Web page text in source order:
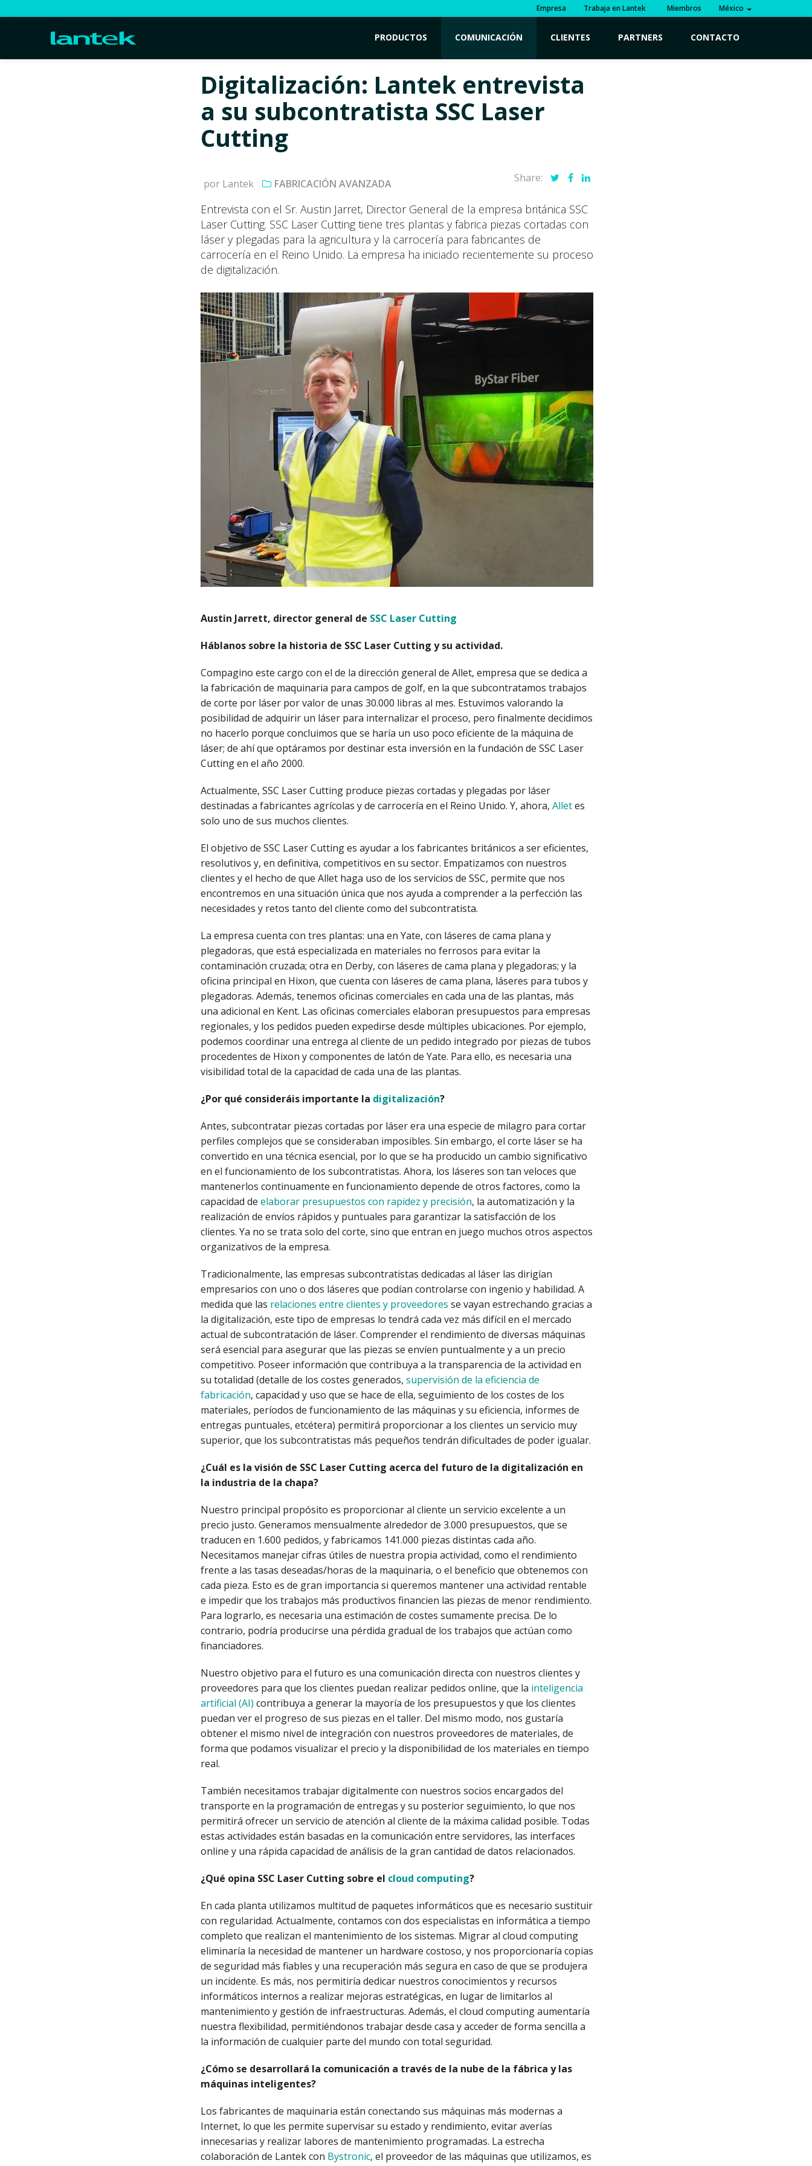
Empresa Trabaja en Lantek Miembros México
PRODUCTOS COMUNICACIÓN CLIENTES PARTNERS CONTACTO
Digitalización: Lantek entrevista
a su subcontratista SSC Laser
Cutting
por Lantek FABRICACIÓN AVANZADA Share:
Entrevista con el Sr. Austin Jarret, Director General de la empresa británica SSC
Laser Cutting. SSC Laser Cutting tiene tres plantas y fabrica piezas cortadas con
láser y plegadas para la agricultura y la carrocería para fabricantes de
carrocería en el Reino Unido. La empresa ha iniciado recientemente su proceso
de digitalización.
Austin Jarrett, director general de SSC Laser Cutting
Háblanos sobre la historia de SSC Laser Cutting y su actividad.
Compagino este cargo con el de la dirección general de Allet, empresa que se dedica a
la fabricación de maquinaria para campos de golf, en la que subcontratamos trabajos
de corte por láser por valor de unas 30.000 libras al mes. Estuvimos valorando la
posibilidad de adquirir un láser para internalizar el proceso, pero finalmente decidimos
no hacerlo porque concluimos que se haría un uso poco eficiente de la máquina de
láser; de ahí que optáramos por destinar esta inversión en la fundación de SSC Laser
Cutting en el año 2000.
Actualmente, SSC Laser Cutting produce piezas cortadas y plegadas por láser
destinadas a fabricantes agrícolas y de carrocería en el Reino Unido. Y, ahora, Alletes
solo uno de sus muchos clientes.
El objetivo de SSC Laser Cutting es ayudar a los fabricantes británicos a ser eficientes,
resolutivos y, en definitiva, competitivos en su sector. Empatizamos con nuestros
clientes y el hecho de que Allet haga uso de los servicios de SSC, permite que nos
encontremos en una situación única que nos ayuda a comprender a la perfección las
necesidades y retos tanto del cliente como del subcontratista.
La empresa cuenta con tres plantas: una en Yate, con láseres de cama plana y
plegadoras, que está especializada en materiales no ferrosos para evitar la
contaminación cruzada; otra en Derby, con láseres de cama plana y plegadoras; y la
oficina principal en Hixon, que cuenta con láseres de cama plana, láseres para tubos y
plegadoras. Además, tenemos oficinas comerciales en cada una de las plantas, más
una adicional en Kent. Las oficinas comerciales elaboran presupuestos para empresas
regionales, y los pedidos pueden expedirse desde múltiples ubicaciones. Por ejemplo,
podemos coordinar una entrega al cliente de un pedido integrado por piezas de tubos
procedentes de Hixon y componentes de latón de Yate. Para ello, es necesaria una
visibilidad total de la capacidad de cada una de las plantas.
¿Por qué consideráis importante la digitalización?
Antes, subcontratar piezas cortadas por láser era una especie de milagro para cortar
perfiles complejos que se consideraban imposibles. Sin embargo, el corte láser se ha
convertido en una técnica esencial, por lo que se ha producido un cambio significativo
en el funcionamiento de los subcontratistas. Ahora, los láseres son tan veloces que
mantenerlos continuamente en funcionamiento depende de otros factores, como la
capacidad de elaborar presupuestos con rapidez y precisión, la automatización y la
realización de envíos rápidos y puntuales para garantizar la satisfacción de los
clientes. Ya no se trata solo del corte, sino que entran en juego muchos otros aspectos
organizativos de la empresa.
Tradicionalmente, las empresas subcontratistas dedicadas al láser las dirigían
empresarios con uno o dos láseres que podían controlarse con ingenio y habilidad. A
medida que las relaciones entre clientes y proveedores se vayan estrechando gracias a
la digitalización, este tipo de empresas lo tendrá cada vez más difícil en el mercado
actual de subcontratación de láser. Comprender el rendimiento de diversas máquinas
será esencial para asegurar que las piezas se envíen puntualmente y a un precio
competitivo. Poseer información que contribuya a la transparencia de la actividad en
su totalidad (detalle de los costes generados, supervisión de la eficiencia de
fabricación, capacidad y uso que se hace de ella, seguimiento de los costes de los
materiales, períodos de funcionamiento de las máquinas y su eficiencia, informes de
entregas puntuales, etcétera) permitirá proporcionar a los clientes un servicio muy
superior, que los subcontratistas más pequeños tendrán dificultades de poder igualar.
¿Cuál es la visión de SSC Laser Cutting acerca del futuro de la digitalización en
la industria de la chapa?
Nuestro principal propósito es proporcionar al cliente un servicio excelente a un
precio justo. Generamos mensualmente alrededor de 3.000 presupuestos, que se
traducen en 1.600 pedidos, y fabricamos 141.000 piezas distintas cada año.
Necesitamos manejar cifras útiles de nuestra propia actividad, como el rendimiento
frente a las tasas deseadas/horas de la maquinaria, o el beneficio que obtenemos con
cada pieza. Esto es de gran importancia si queremos mantener una actividad rentable
e impedir que los trabajos más productivos financien las piezas de menor rendimiento.
Para lograrlo, es necesaria una estimación de costes sumamente precisa. De lo
contrario, podría producirse una pérdida gradual de los trabajos que actúan como
financiadores.
Nuestro objetivo para el futuro es una comunicación directa con nuestros clientes y
proveedores para que los clientes puedan realizar pedidos online, que la inteligencia
artificial (AI) contribuya a generar la mayoría de los presupuestos y que los clientes
puedan ver el progreso de sus piezas en el taller. Del mismo modo, nos gustaría
obtener el mismo nivel de integración con nuestros proveedores de materiales, de
forma que podamos visualizar el precio y la disponibilidad de los materiales en tiempo
real.
También necesitamos trabajar digitalmente con nuestros socios encargados del
transporte en la programación de entregas y su posterior seguimiento, lo que nos
permitirá ofrecer un servicio de atención al cliente de la máxima calidad posible. Todas
estas actividades están basadas en la comunicación entre servidores, las interfaces
online y una rápida capacidad de análisis de la gran cantidad de datos relacionados.
¿Qué opina SSC Laser Cutting sobre el cloud computing?
En cada planta utilizamos multitud de paquetes informáticos que es necesario sustituir
con regularidad. Actualmente, contamos con dos especialistas en informática a tiempo
completo que realizan el mantenimiento de los sistemas. Migrar al cloud computing
eliminaría la necesidad de mantener un hardware costoso, y nos proporcionaría copias
de seguridad más fiables y una recuperación más segura en caso de que se produjera
un incidente. Es más, nos permitiría dedicar nuestros conocimientos y recursos
informáticos internos a realizar mejoras estratégicas, en lugar de limitarlos al
mantenimiento y gestión de infraestructuras. Además, el cloud computing aumentaría
nuestra flexibilidad, permitiéndonos trabajar desde casa y acceder de forma sencilla a
la información de cualquier parte del mundo con total seguridad.
¿Cómo se desarrollará la comunicación a través de la nube de la fábrica y las
máquinas inteligentes?
Los fabricantes de maquinaria están conectando sus máquinas más modernas a
Internet, lo que les permite supervisar su estado y rendimiento, evitar averías
innecesarias y realizar labores de mantenimiento programadas. La estrecha
colaboración de Lantek con Bystronic, el proveedor de las máquinas que utilizamos, es